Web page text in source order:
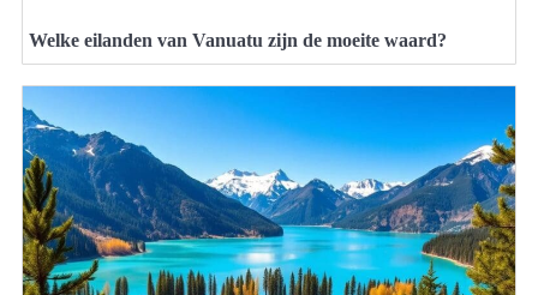
Welke eilanden van Vanuatu zijn de moeite waard?